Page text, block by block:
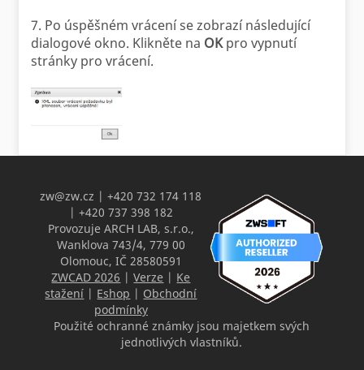
7. Po úspěšném vrácení se zobrazí následující
dialogové okno. Klikněte na OKpro vypnutí
stránky pro vrácení.
zw@zw.cz | +420 732 174 118
| +420 737 398 182
Provozuje ARCH LAB, s.r.o.,
Wanklova 743/4, 779 00
Olomouc, IČ 28580591
ZWCAD 2026 |Verze | Ke
stažení | Eshop | Obchodní
podmínky
Použité ochranné známky jsou majetkem svých
jednotlivých vlastníků.